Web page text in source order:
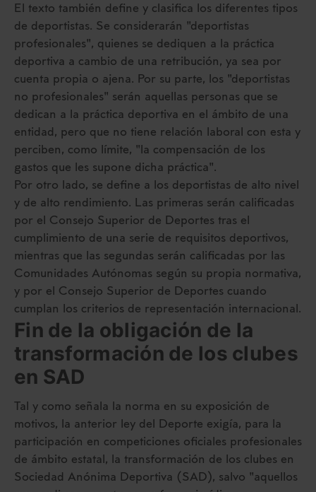
El texto también define y clasifica los diferentes tipos
de deportistas. Se considerarán "deportistas
profesionales", quienes se dediquen a la práctica
deportiva a cambio de una retribución, ya sea por
cuenta propia o ajena. Por su parte, los "deportistas
no profesionales" serán aquellas personas que se
dedican a la práctica deportiva en el ámbito de una
entidad, pero que no tiene relación laboral con esta y
perciben, como límite, "la compensación de los
gastos que les supone dicha práctica".
Por otro lado, se define a los deportistas de alto nivel
y de alto rendimiento. Las primeras serán calificadas
por el Consejo Superior de Deportes tras el
cumplimiento de una serie de requisitos deportivos,
mientras que las segundas serán calificadas por las
Comunidades Autónomas según su propia normativa,
y por el Consejo Superior de Deportes cuando
cumplan los criterios de representación internacional.
Fin de la obligación de la
transformación de los clubes
en SAD
Tal y como señala la norma en su exposición de
motivos, la anterior ley del Deporte exigía, para la
participación en competiciones oficiales profesionales
de ámbito estatal, la transformación de los clubes en
Sociedad Anónima Deportiva (SAD), salvo "aquellos